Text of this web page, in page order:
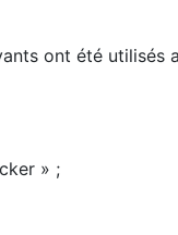
ont été utilisés
» ;